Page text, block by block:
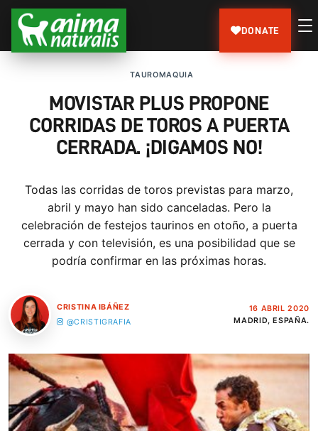
DONATE
TAUROMAQUIA
MOVISTAR PLUS PROPONE
CORRIDAS DE TOROS A PUERTA
CERRADA. ¡DIGAMOS NO!
Todas las corridas de toros previstas para marzo,
abril y mayo han sido canceladas. Pero la
celebración de festejos taurinos en otoño, a puerta
cerrada y con televisión, es una posibilidad que se
podría confirmar en las próximas horas.
CRISTINA IBÁÑEZ
@CRISTIGRAFIA
16 ABRIL 2020
MADRID, ESPAÑA.